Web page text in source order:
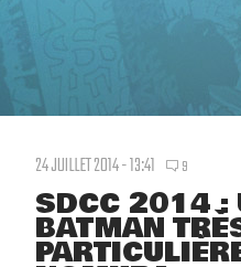
24 JUILLET 2014 - 13:41 9
SDCC 2014 :
BATMAN